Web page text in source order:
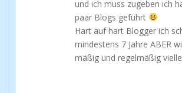
und ich muss zugeben ich
paar Blogs geführt
Hart auf hart Blogger ich
mindestens 7 Jahre ABER
mäßig und regelmäßig